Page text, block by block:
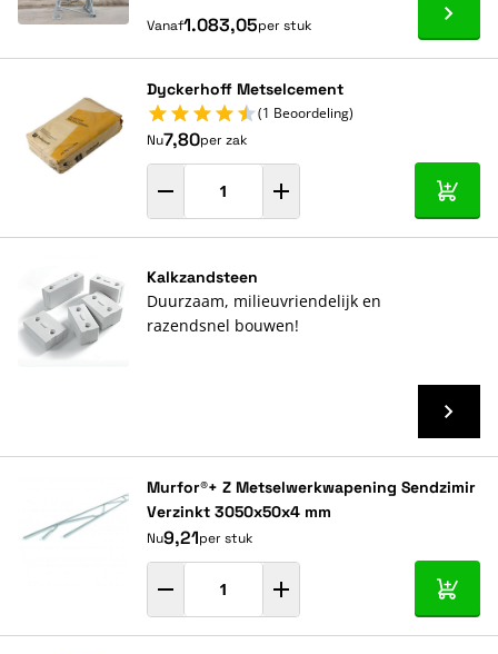
Vanaf1.083,05per stuk Ga
Dyckerhoff Metselcement
(1 Beoordeling)
Nu7,80per zak
In
Kalkzandsteen
Duurzaam, milieuvriendelijk en
razendsnel bouwen!
Murfor®+ Z Metselwerkwapening Sendzimir
Verzinkt 3050x50x4 mm
Nu9,21per stuk
In